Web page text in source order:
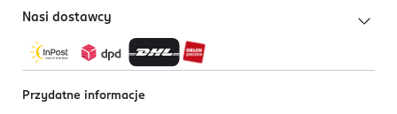
Nasi dostawcy
Przydatne informacje